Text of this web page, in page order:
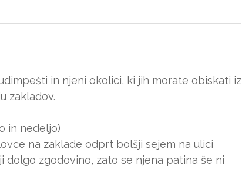
in njeni okolici, ki jih morate obiskati iz
zakladov.
in nedeljo)
na zaklade odprt bolšji sejem na ulici
dolgo zgodovino, zato se njena patina še ni